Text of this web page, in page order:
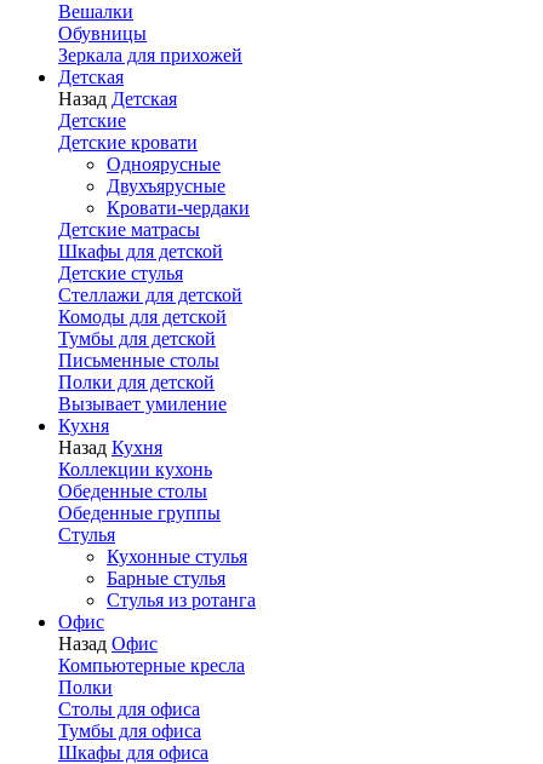
Вешалки
Обувницы
Зеркала для прихожей
Детская
Назад Детская
Детские
Детские кровати
Одноярусные
Двухъярусные
Кровати-чердаки
Детские матрасы
Шкафы для детской
Детские стулья
Стеллажи для детской
Комоды для детской
Тумбы для детской
Письменные столы
Полки для детской
Вызывает умиление
Кухня
Назад Кухня
Коллекции кухонь
Обеденные столы
Обеденные группы
Стулья
Кухонные стулья
Барные стулья
Стулья из ротанга
Офис
Назад Офис
Компьютерные кресла
Полки
Столы для офиса
Тумбы для офиса
Шкафы для офиса